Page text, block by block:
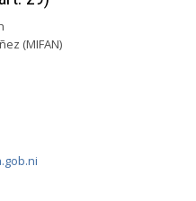
(MIFAN)